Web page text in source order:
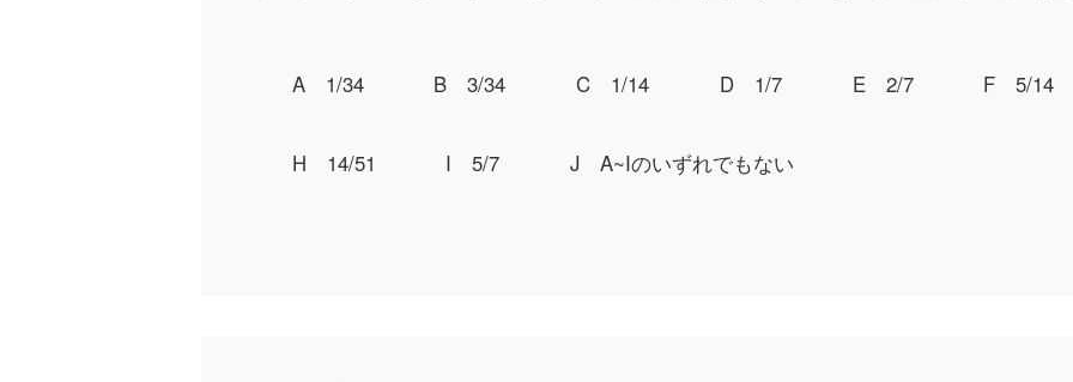
A 1/34 B 3/34 C 1/14 D 1/7 E 2/7 F 5/14
H 14/51 I 5/7 J A~Iのいずれでもない